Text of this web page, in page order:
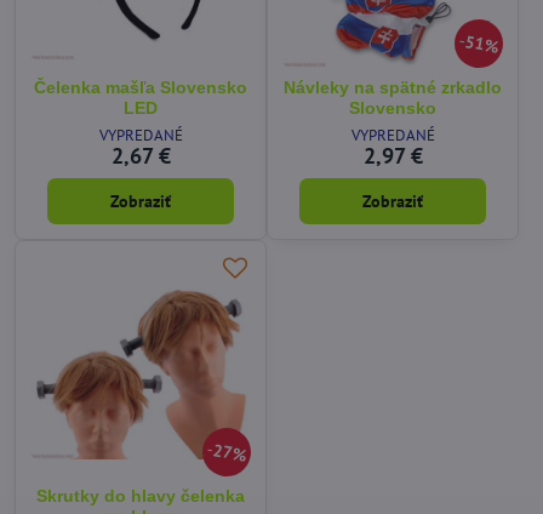
Čelenka mašľa Slovensko
LED
VYPREDANÉ
2,67 €
Zobraziť
51%
Návleky na spätné zrkadlo
Slovensko
VYPREDANÉ
2,97 €
Zobraziť
27%
Skrutky do hlavy čelenka